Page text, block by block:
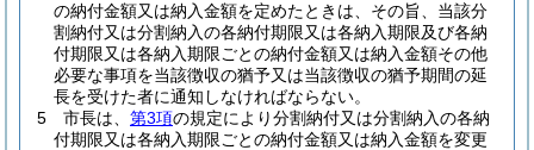
の納付金額又は納入金額を定めたときは、その旨、当該分
割納付又は分割納入の各納付期限又は各納入期限及び各納
付期限又は各納入期限ごとの納付金額又は納入金額その他
必要な事項を当該徴収の猶予又は当該徴収の猶予期間の延
長を受けた者に通知しなければならない。
5
市長は、 第3項の規定により分割納付又は分割納入の各納
付期限又は各納入期限ごとの納付金額又は納入金額を変更